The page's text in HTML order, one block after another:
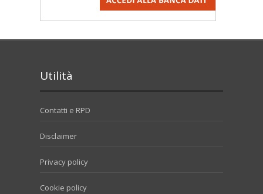
Utilità
Contatti e RPD
Disclaimer
Privacy policy
Cookie policy